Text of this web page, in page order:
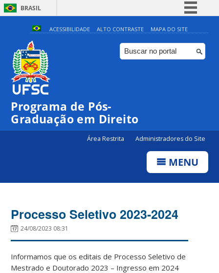
BRASIL
Simplifique!
Comunica BR
Participe
ACESSIBILIDADE ALTO CONTRASTE MAPA DO SITE
Programa de Pós-
Graduação em Direito
Área Restrita Administradores do Site
MENU
Processo Seletivo 2023-2024
24/08/2023 08:31
Informamos que os editais de Processo Seletivo de
Mestrado e Doutorado 2023 – Ingresso em 2024